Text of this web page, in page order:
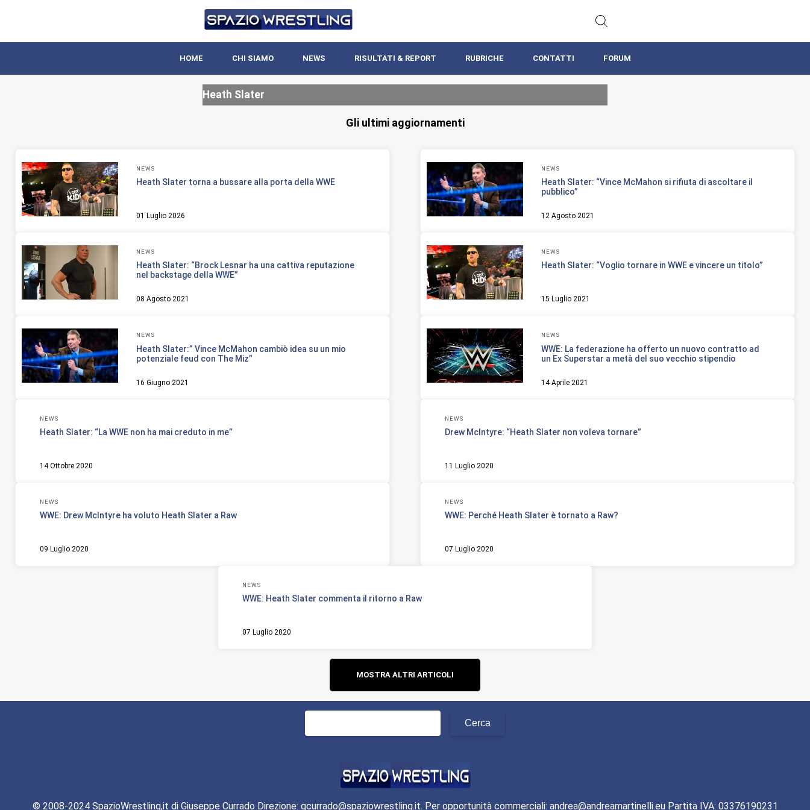
HOME CHI SIAMO NEWS RISULTATI & REPORT RUBRICHE CONTATTI FORUM
Heath Slater
Gli ultimi aggiornamenti
NEWS
Heath Slater torna a bussare alla porta della WWE
01 Luglio 2026
NEWS
Heath Slater: “Vince McMahon si rifiuta di ascoltare il
pubblico”
12 Agosto 2021
NEWS
Heath Slater: “Brock Lesnar ha una cattiva reputazione
nel backstage della WWE”
08 Agosto 2021
NEWS
Heath Slater: “Voglio tornare in WWE e vincere un titolo”
15 Luglio 2021
NEWS
Heath Slater:” Vince McMahon cambiò idea su un mio
potenziale feud con The Miz”
16 Giugno 2021
NEWS
WWE: La federazione ha offerto un nuovo contratto ad
un Ex Superstar a metà del suo vecchio stipendio
14 Aprile 2021
NEWS
Heath Slater: “La WWE non ha mai creduto in me”
14 Ottobre 2020
NEWS
Drew McIntyre: “Heath Slater non voleva tornare”
11 Luglio 2020
NEWS
WWE: Drew McIntyre ha voluto Heath Slater a Raw
09 Luglio 2020
NEWS
WWE: Perché Heath Slater è tornato a Raw?
07 Luglio 2020
NEWS
WWE: Heath Slater commenta il ritorno a Raw
07 Luglio 2020
Navigazione
articoli
MOSTRA ALTRI ARTICOLI
Ricerca
© 2008-2024 SpazioWrestling,it di Giuseppe Currado Direzione: gcurrado@spaziowrestling.it. Per opportunità commerciali: andrea@andreamartinelli.eu Partita IVA: 03376190231